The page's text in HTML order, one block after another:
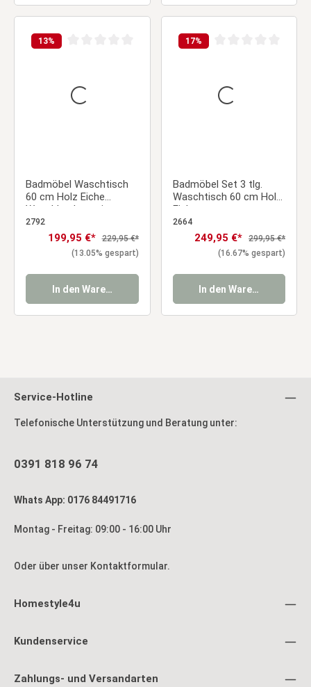
13%
Badmöbel Waschtisch
60 cm Holz Eiche
Waschbecken mit
Unterschrank hängend 2
Schubladen
Badezimmer
Hängeschrank
2792
Verkaufspreis:
199,95 €* Regulärer Preis:
229,95 €*
(13.05% gespart)
In den Warenkorb
17%
Badmöbel Set 3 tlg.
Waschtisch 60 cm Holz
Eiche
Badezimmermöbel
Waschbecken auf
Unterschrank mit LED
Spiegel 2 Schubladen
Badkombination
2664
Verkaufspreis:
249,95 €* Regulärer Preis:
299,95 €*
(16.67% gespart)
In den Warenkorb
Service-Hotline
Telefonische Unterstützung und Beratung unter:
0391 818 96 74
Whats App: 0176 84491716
Montag - Freitag: 09:00 - 16:00 Uhr
Oder über unser Kontaktformular.
Homestyle4u
Kundenservice
Zahlungs- und Versandarten